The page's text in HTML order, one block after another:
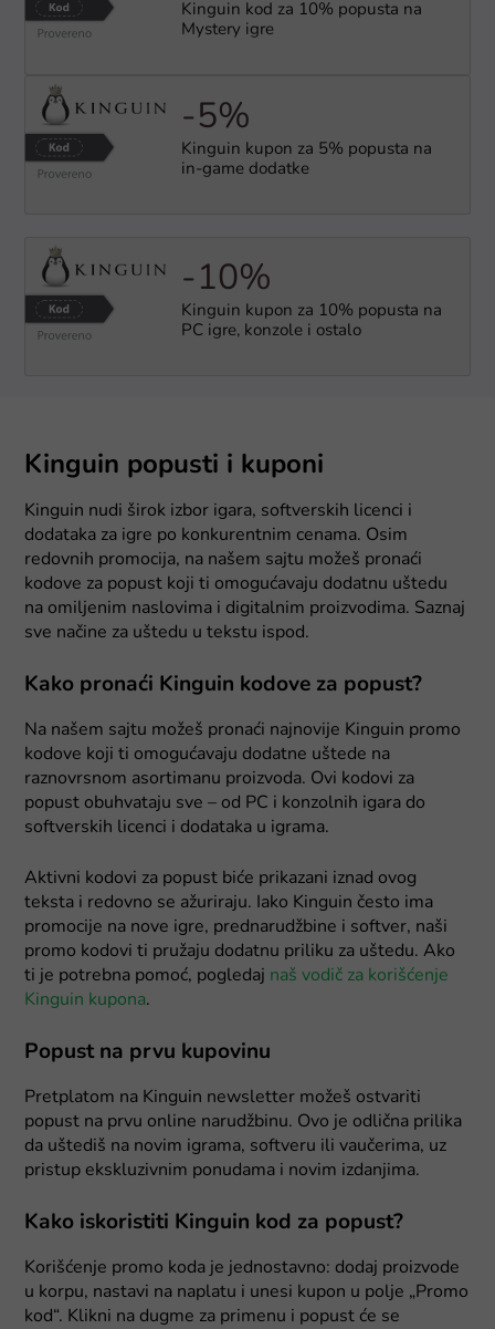
Kinguin kod za 10% popusta na
Mystery igre
-5%
Kinguin kupon za 5% popusta na
in-game dodatke
-10%
Kinguin kupon za 10% popusta na
PC igre, konzole i ostalo
Kinguin popusti i kuponi
Kinguin nudi širok izbor igara, softverskih licenci i
dodataka za igre po konkurentnim cenama. Osim
redovnih promocija, na našem sajtu možeš pronaći
kodove za popust koji ti omogućavaju dodatnu uštedu
na omiljenim naslovima i digitalnim proizvodima. Saznaj
sve načine za uštedu u tekstu ispod.
Kako pronaći Kinguin kodove za popust?
Na našem sajtu možeš pronaći najnovije Kinguin promo
kodove koji ti omogućavaju dodatne uštede na
raznovrsnom asortimanu proizvoda. Ovi kodovi za
popust obuhvataju sve – od PC i konzolnih igara do
softverskih licenci i dodataka u igrama.
Aktivni kodovi za popust biće prikazani iznad ovog
teksta i redovno se ažuriraju. Iako Kinguin često ima
promocije na nove igre, prednarudžbine i softver, naši
promo kodovi ti pružaju dodatnu priliku za uštedu. Ako
ti je potrebna pomoć, pogledaj naš vodič za korišćenje
Kinguin kupona.
Popust na prvu kupovinu
Pretplatom na Kinguin newsletter možeš ostvariti
popust na prvu online narudžbinu. Ovo je odlična prilika
da uštediš na novim igrama, softveru ili vaučerima, uz
pristup ekskluzivnim ponudama i novim izdanjima.
Kako iskoristiti Kinguin kod za popust?
Korišćenje promo koda je jednostavno: dodaj proizvode
u korpu, nastavi na naplatu i unesi kupon u polje „Promo
kod“. Klikni na dugme za primenu i popust će se